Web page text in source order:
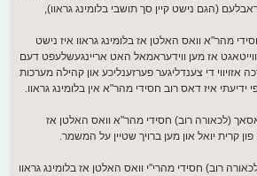
(הגם נישט קיין סך תושבי בלומינג גראוו),
מהר"א וואס האלטן אז בלומינג גראוו איז נישט
אז מען ווידעראמאל האט אריינגעשלעפט דעם
אזויווי די צענדליגער פערזענליכע און קהילה מערכות
אסאך (לכאורה רוב) חסידי מהר"א וואס האלטן אז
קרית יואל און מען ברויך שטיין על המשמר.
רוב) חסידי מהרי"י וואס האלטן אז בלומינג גראוו